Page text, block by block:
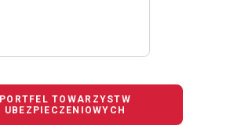
PORTFEL TOWARZYSTW
UBEZPIECZENIOWYCH